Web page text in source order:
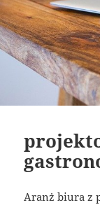
Aranż biura z